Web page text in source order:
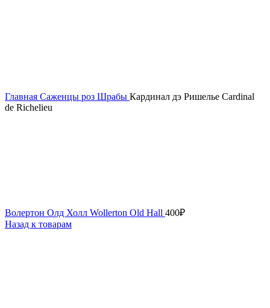
Главная Саженцы роз Шрабы Кардинал дэ Ришелье Cardinal
de Richelieu
Волертон Олд Холл Wollerton Old Hall 400₽
Назад к товарам